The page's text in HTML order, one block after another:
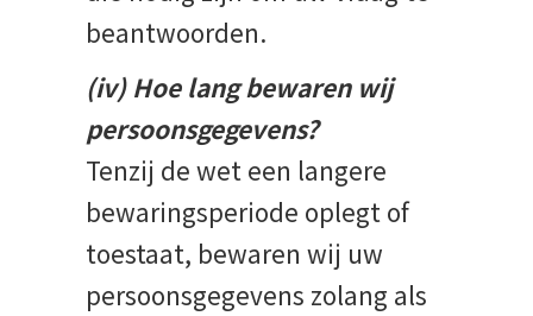
beantwoorden.
(iv) Hoe lang bewaren wij
persoonsgegevens?
Tenzij de wet een langere
bewaringsperiode oplegt of
toestaat, bewaren wij uw
persoonsgegevens zolang als